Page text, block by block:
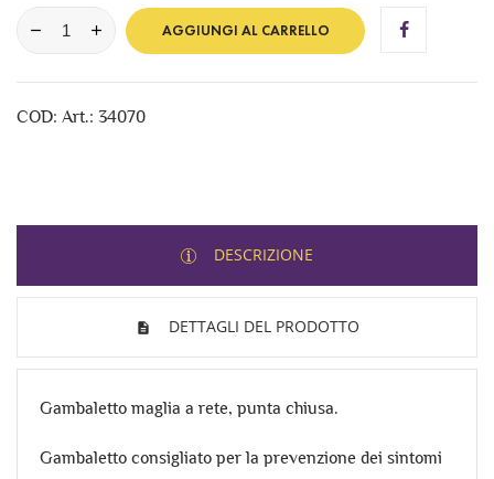
AGGIUNGI AL CARRELLO
COD: Art.: 34070
DESCRIZIONE
DETTAGLI DEL PRODOTTO
Gambaletto maglia a rete, punta chiusa.
Gambaletto consigliato per la prevenzione dei sintomi